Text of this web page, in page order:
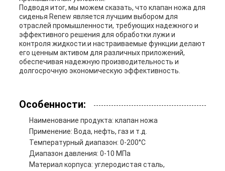
Подводя итог, мы можем сказать, что клапан ножа для
сиденья Renew является лучшим выбором для
отраслей промышленности, требующих надежного и
эффективного решения для обработки лужи и
контроля жидкости.и настраиваемые функции делают
его ценным активом для различных приложений,
обеспечивая надежную производительность и
долгосрочную экономическую эффективность.
Особенности:
Наименование продукта: клапан ножа
Применение: Вода, нефть, газ и т.д.
Температурный диапазон: 0-200°C
Диапазон давления: 0-10 МПа
Материал корпуса: углеродистая сталь,